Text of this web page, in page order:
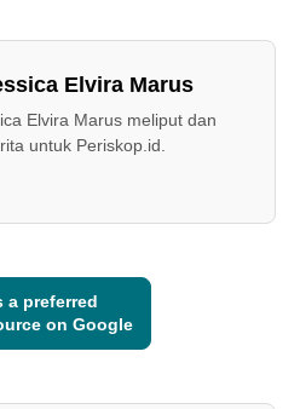
Elvira Marus
Elvira Marus meliput dan
untuk Periskop.id.
a preferred
on Google